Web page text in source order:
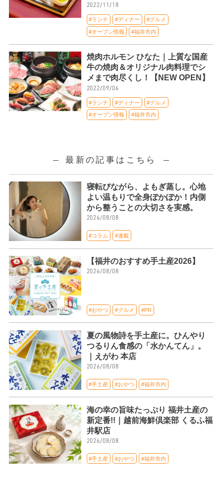
2022/11/18
#ランチ #ディナー #グルメ
#オープン情報 #福井市内
焼肉ホルモン ひなた｜上質な国産
牛の焼肉＆オリジナル肉料理でシ
メまで肉尽くし！【NEW OPEN】
2022/09/06
#ランチ #ディナー #グルメ
#オープン情報 #福井市内
最新の記事はこちら
寝転びながら、よもぎ蒸し。心地
よい温もりで全身ぽかぽか！内側
から整うことの大切さを実感。
2026/08/08
#コラム #連載
【福井のおすすめ手土産2026】
2026/08/08
#おやつ #グルメ #PR
夏の風物詩を手土産に。ひんやり
つるりん食感の「水かんてん」。
｜えがわ 本店
2026/08/08
#手土産 #おやつ #福井市内
海の幸の旨味たっぷり 福井土産の
新定番!!｜越前海鮮倶楽部 くるふ福
井駅店
2026/08/08
#手土産 #おやつ #福井市内